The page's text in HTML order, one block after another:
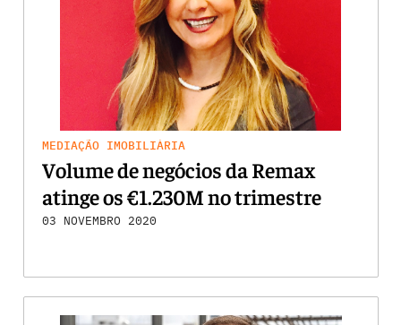
MEDIAÇÃO IMOBILIÁRIA
Volume de negócios da Remax
atinge os €1.230M no trimestre
03 NOVEMBRO 2020